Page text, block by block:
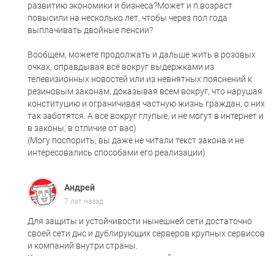
развитию экономики и бизнеса?Может и п.возраст
повысили на несколько лет, чтобы через пол года
выплачивать двойные пенсии?
Вообщем, можете продолжать и дальше жить в розовых
очках, оправдывая всё вокруг выдержками из
телевизионных новостей или из невнятных пояснений к
резиновым законам, доказывая всем вокруг, что нарушая
конституцию и ограничивая частную жизнь граждан, о них
так заботятся. А все вокруг глупые, и не могут в интернет и
в законы, в отличие от вас)
(Могу поспорить, вы даже не читали текст закона и не
интересовались способами его реализации)
Андрей
7 лет назад
Для защиты и устойчивости нынешней сети достаточно
своей сети днс и дублирующих серверов крупных сервисов
и компаний внутри страны.